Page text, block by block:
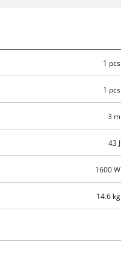
1 pcs
1 pcs
3 m
43 J
1600 W
14.6 kg